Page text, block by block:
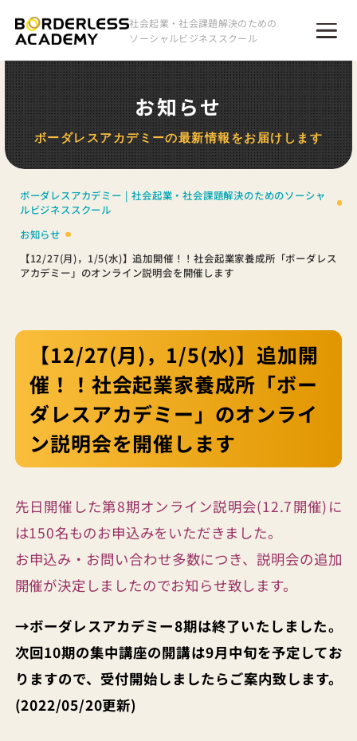
社会起業・社会課題解決のための
ソーシャルビジネススクール
お知らせ
ボーダレスアカデミーの最新情報をお届けします
ボーダレスアカデミー | 社会起業・社会課題解決のためのソーシャ
ルビジネススクール
お知らせ
【12/27(月)，1/5(水)】追加開催！！社会起業家養成所「ボーダレス
アカデミー」のオンライン説明会を開催します
【12/27(月)，1/5(水)】追加開
催！！社会起業家養成所「ボー
ダレスアカデミー」のオンライ
ン説明会を開催します
先日開催した第8期オンライン説明会(12.7開催)に
は150名ものお申込みをいただきました。
お申込み・お問い合わせ多数につき、説明会の追加
開催が決定しましたのでお知らせ致します。
→ボーダレスアカデミー8期は終了いたしました。
次回10期の集中講座の開講は9月中旬を予定してお
りますので、受付開始しましたらご案内致します。
(2022/05/20更新)